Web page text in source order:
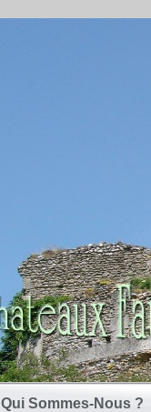
Qui Sommes-Nous ?